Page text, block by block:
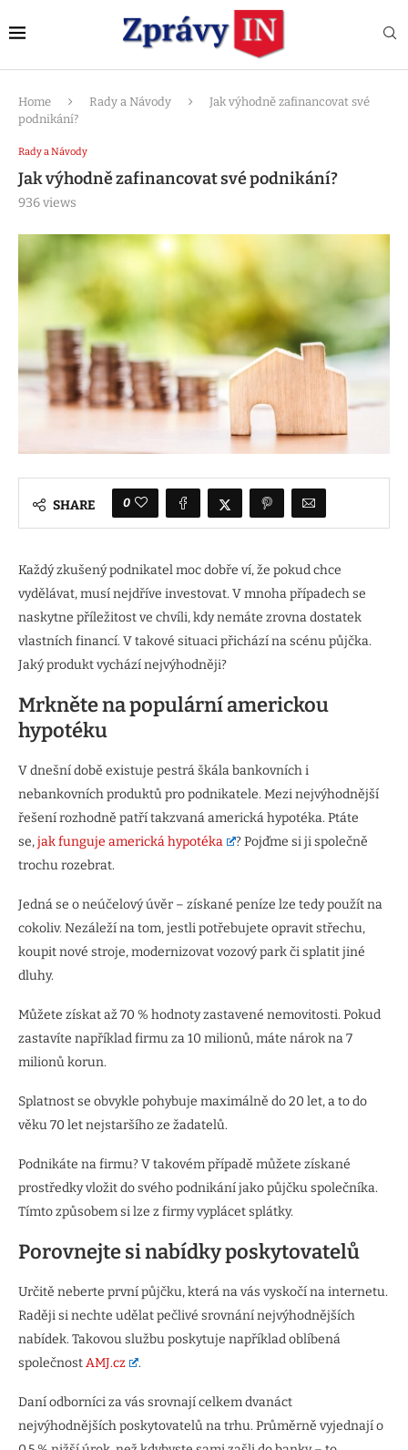
Home Rady a Návody
Jak výhodně zafinancovat své
podnikání?
Rady a Návody
Jak výhodně zafinancovat své podnikání?
936views
SHARE 0
Každý zkušený podnikatel moc dobře ví, že pokud chce
vydělávat, musí nejdříve investovat. V mnoha případech se
naskytne příležitost ve chvíli, kdy nemáte zrovna dostatek
vlastních financí. V takové situaci přichází na scénu půjčka.
Jaký produkt vychází nejvýhodněji?
Mrkněte na populární americkou
hypotéku
V dnešní době existuje pestrá škála bankovních i
nebankovních produktů pro podnikatele. Mezi nejvýhodnější
řešení rozhodně patří takzvaná americká hypotéka. Ptáte
se,jak funguje americká hypotéka
? Pojďme si ji společně
trochu rozebrat.
Jedná se o neúčelový úvěr – získané peníze lze tedy použít na
cokoliv. Nezáleží na tom, jestli potřebujete opravit střechu,
koupit nové stroje, modernizovat vozový park či splatit jiné
dluhy.
Můžete získat až 70 % hodnoty zastavené nemovitosti. Pokud
zastavíte například firmu za 10 milionů, máte nárok na 7
milionů korun.
Splatnost se obvykle pohybuje maximálně do 20 let, a to do
věku 70 let nejstaršího ze žadatelů.
Podnikáte na firmu? V takovém případě můžete získané
prostředky vložit do svého podnikání jako půjčku společníka.
Tímto způsobem si lze z firmy vyplácet splátky.
Porovnejte si nabídky poskytovatelů
Určitě neberte první půjčku, která na vás vyskočí na internetu.
Raději si nechte udělat pečlivé srovnání nejvýhodnějších
nabídek. Takovou službu poskytuje například oblíbená
společnostAMJ.cz .
Daní odborníci za vás srovnají celkem dvanáct
nejvýhodnějších poskytovatelů na trhu. Průměrně vyjednají o